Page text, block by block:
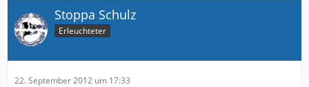
Gegen Chemnitz wird und MUSS eine Antwort kommen,
trotzdem MUSS dieses Spiel aufgearbeitet werden, die
Backpfeifen haben sich ALLE verdient.
Mal sehen wer danach mit erhobenen Kopf wieder
Fussball spielt.
Stoppa Schulz
Erleuchteter
22. September 2012 um 17:33